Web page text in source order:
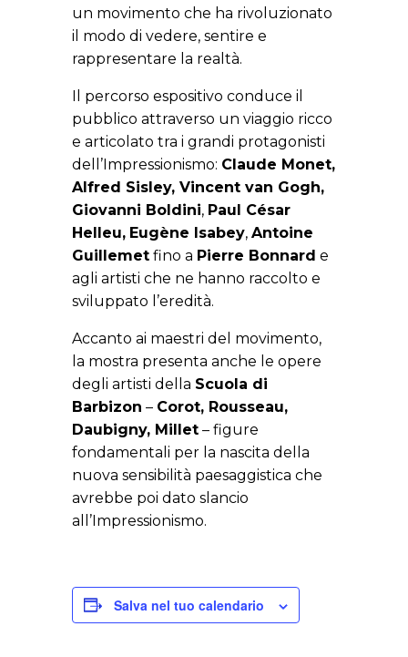
un movimento che ha rivoluzionato
il modo di vedere, sentire e
rappresentare la realtà.
Il percorso espositivo conduce il
pubblico attraverso un viaggio ricco
e articolato tra i grandi protagonisti
dell’Impressionismo: Claude Monet,
Alfred Sisley, Vincent van Gogh,
Giovanni Boldini, Paul César
Helleu, Eugène Isabey, Antoine
Guillemet fino a Pierre Bonnard e
agli artisti che ne hanno raccolto e
sviluppato l’eredità.
Accanto ai maestri del movimento,
la mostra presenta anche le opere
degli artisti della Scuola di
Barbizon – Corot, Rousseau,
Daubigny, Millet – figure
fondamentali per la nascita della
nuova sensibilità paesaggistica che
avrebbe poi dato slancio
all’Impressionismo.
Salva nel tuo calendario